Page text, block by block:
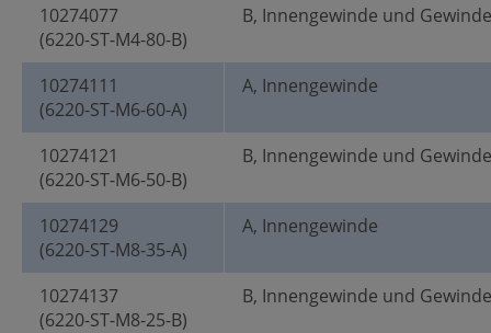
10274077
(6220-ST-M4-80-B)
B, Innengewinde und
10274111
(6220-ST-M6-60-A)
A, Innengewinde
10274121
(6220-ST-M6-50-B)
B, Innengewinde und
10274129
(6220-ST-M8-35-A)
A, Innengewinde
10274137
(6220-ST-M8-25-B)
B, Innengewinde und